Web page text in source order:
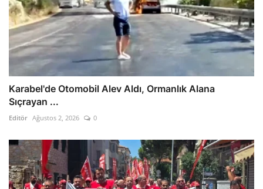
Karabel'de Otomobil Alev Aldı, Ormanlık Alana
Sıçrayan ...
Editör Ağustos 2, 2026 0